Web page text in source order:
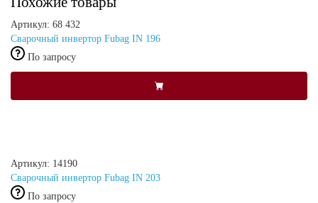
Артикул: 68 432
Сварочный инвертор Fubag IN 196
По запросу
Артикул: 14190
Сварочный инвертор Fubag IN 203
По запросу